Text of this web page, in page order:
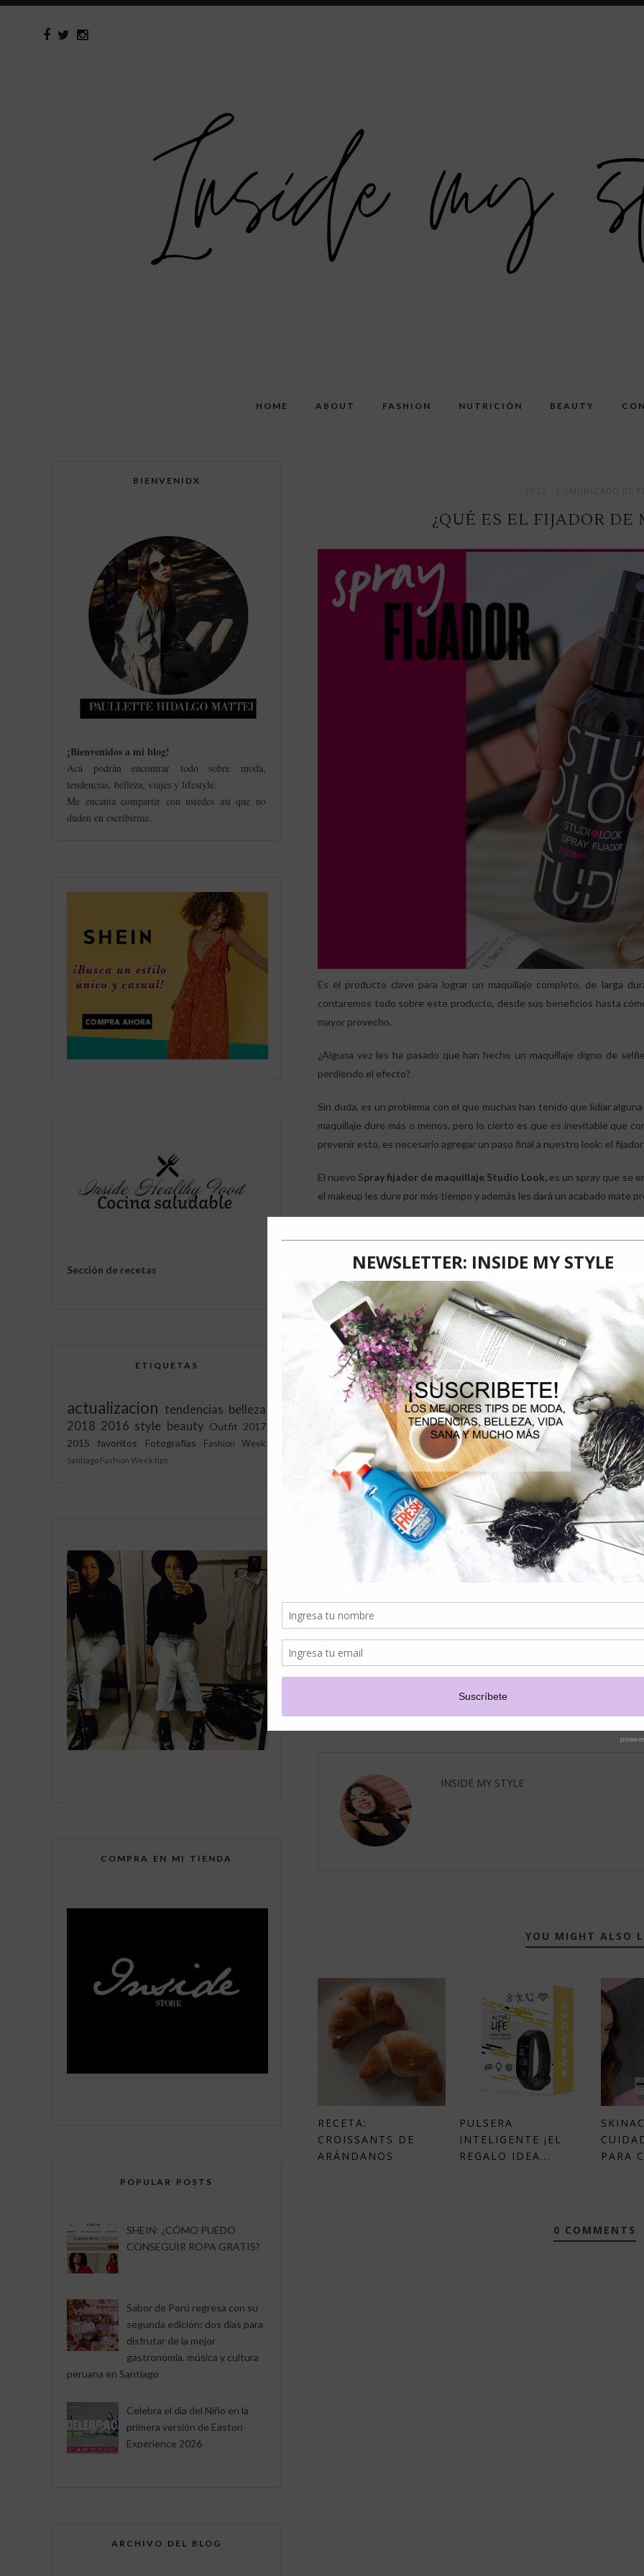
HOME ABOUT FASHION NUTRICIÓN BEAUTY
¿QUÉ ES EL FIJADOR DE
Es el producto clave para lograr un maquillaje completo, de larga
contaremos todo sobre este producto, desde sus beneficios hasta
mayor provecho.
¿Alguna vez les ha pasado que han hecho un maquillaje digno de
perdiendo el efecto?
Sin duda, es un problema con el que muchas han tenido que lidiar
maquillaje dure más o menos, pero lo cierto es que es inevitable que
prevenir esto, es necesario agregar un paso final a nuestro look: el fijador
El nuevo Spray fijador de maquillaje Studio Look, es un spray que se
el makeup les dure por más tiempo y además les dará un acabado mate
Se usa a modo de “spray” para el rostro y consigue fijar el maquillaje
Beneficios:
Efecto final mate en el rostro.
Ayuda a que el maquillaje esté intacto por más horas.
El spray fijador cuenta con una bruma ligera gracias a sus
no pegajoso.
¿EN QUÉ MOMENTO Y CÓMO SE APLICA EL FIJADOR DE
Antes de aplicarlo directamente en sus lindos rostros, agiten el spray y
Con el brazo extendido, coloquen el spray aproximadamente a 20-25 cm
Mantengan la boca y los ojos cerrados y apliquen el spray fijador en forma
Recuerden que el fijador de maquillaje es lo último en aplicarse.
Si quieren conocer el nuevo Spray Fijador de Studio Look ingresen a
INSIDE MY STYLE
YOU MIGHT ALSO
RECETA:
CROISSANTS DE
ARÁNDANOS
PULSERA
INTELIGENTE ¡EL
REGALO IDEA...
PARA
0 COMMENTS
BIENVENIDX
¡Bienvenidos a mi blog!
Acá podrán encontrar todo sobre moda,
tendencias, belleza, viajes y lifestyle.
Me encanta compartir con ustedes así que no
duden en escribirme.
Sección de recetas
ETIQUETAS
actualizacion tendencias belleza
2018 2016 style beauty Outfit 2017
2015
favoritos Fotografías Fashion Week
Santiago Fashion Week tips
COMPRA EN MI TIENDA
POPULAR POSTS
SHEIN: ¿CÓMO PUEDO
CONSEGUIR ROPA GRATIS?
Sabor de Perú regresa con su
segunda edición: dos días para
disfrutar de la mejor
gastronomía, música y cultura
peruana en Santiago
Celebra el día del Niño en la
primera versión de Easton
Experience 2026
ARCHIVO DEL BLOG